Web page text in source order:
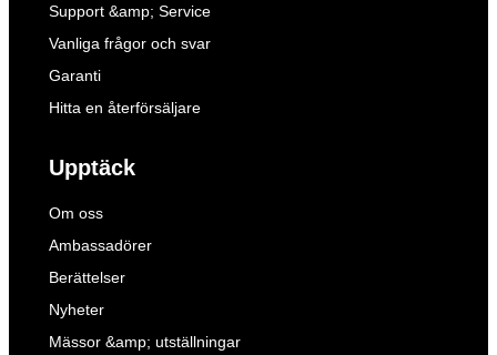
Support &amp; Service
Vanliga frågor och svar
Garanti
Hitta en återförsäljare
Upptäck
Om oss
Ambassadörer
Berättelser
Nyheter
Mässor &amp; utställningar